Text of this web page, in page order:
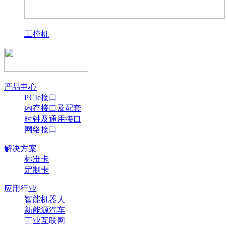
工控机
产品中心
PCIe接口
内存接口及配套
时钟及通用接口
网络接口
解决方案
标准卡
定制卡
应用行业
智能机器人
新能源汽车
工业互联网